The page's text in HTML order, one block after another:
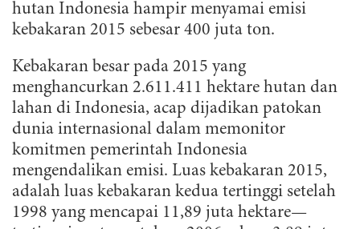
hutan Indonesia hampir menyamai emisi
kebakaran 2015 sebesar 400 juta ton.
Kebakaran besar pada 2015 yang
menghancurkan 2.611.411 hektare hutan dan
lahan di Indonesia, acap dijadikan patokan
dunia internasional dalam memonitor
komitmen pemerintah Indonesia
mengendalikan emisi. Luas kebakaran 2015,
adalah luas kebakaran kedua tertinggi setelah
1998 yang mencapai 11,89 juta hektare—